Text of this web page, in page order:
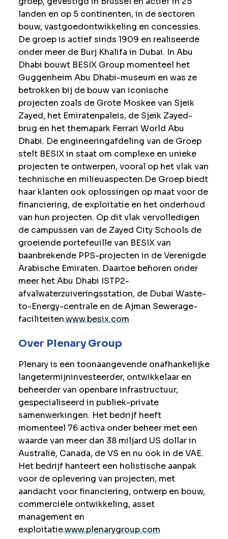
landen en op 5 continenten, in de sectoren
bouw, vastgoedontwikkeling en concessies.
De groep is actief sinds 1909 en realiseerde
onder meer de Burj Khalifa in Dubai. In Abu
Dhabi bouwt BESIX Group momenteel het
Guggenheim Abu Dhabi-museum en was ze
betrokken bij de bouw van iconische
projecten zoals de Grote Moskee van Sjeik
Zayed, het Emiratenpaleis, de Sjeik Zayed-
brug en het themapark Ferrari World Abu
Dhabi. De engineeringafdeling van de Groep
stelt BESIX in staat om complexe en unieke
projecten te ontwerpen, vooral op het vlak van
technische en milieuaspecten.De Groep biedt
haar klanten ook oplossingen op maat voor de
financiering, de exploitatie en het onderhoud
van hun projecten. Op dit vlak vervolledigen
de campussen van de Zayed City Schools de
groeiende portefeuille van BESIX van
baanbrekende PPS-projecten in de Verenigde
Arabische Emiraten. Daartoe behoren onder
meer het Abu Dhabi ISTP2-
afvalwaterzuiveringsstation, de Dubai Waste-
to-Energy-centrale en de Ajman Sewerage-
faciliteiten.www.besix.com
Over Plenary Group
Plenary is een toonaangevende onafhankelijke
langetermijninvesteerder, ontwikkelaar en
beheerder van openbare infrastructuur,
gespecialiseerd in publiek-private
samenwerkingen. Het bedrijf heeft
momenteel 76 activa onder beheer met een
waarde van meer dan 38 miljard US dollar in
Australië, Canada, de VS en nu ook in de VAE.
Het bedrijf hanteert een holistische aanpak
voor de oplevering van projecten, met
aandacht voor financiering, ontwerp en bouw,
commerciële ontwikkeling, asset
management en
exploitatie.www.plenarygroup.com